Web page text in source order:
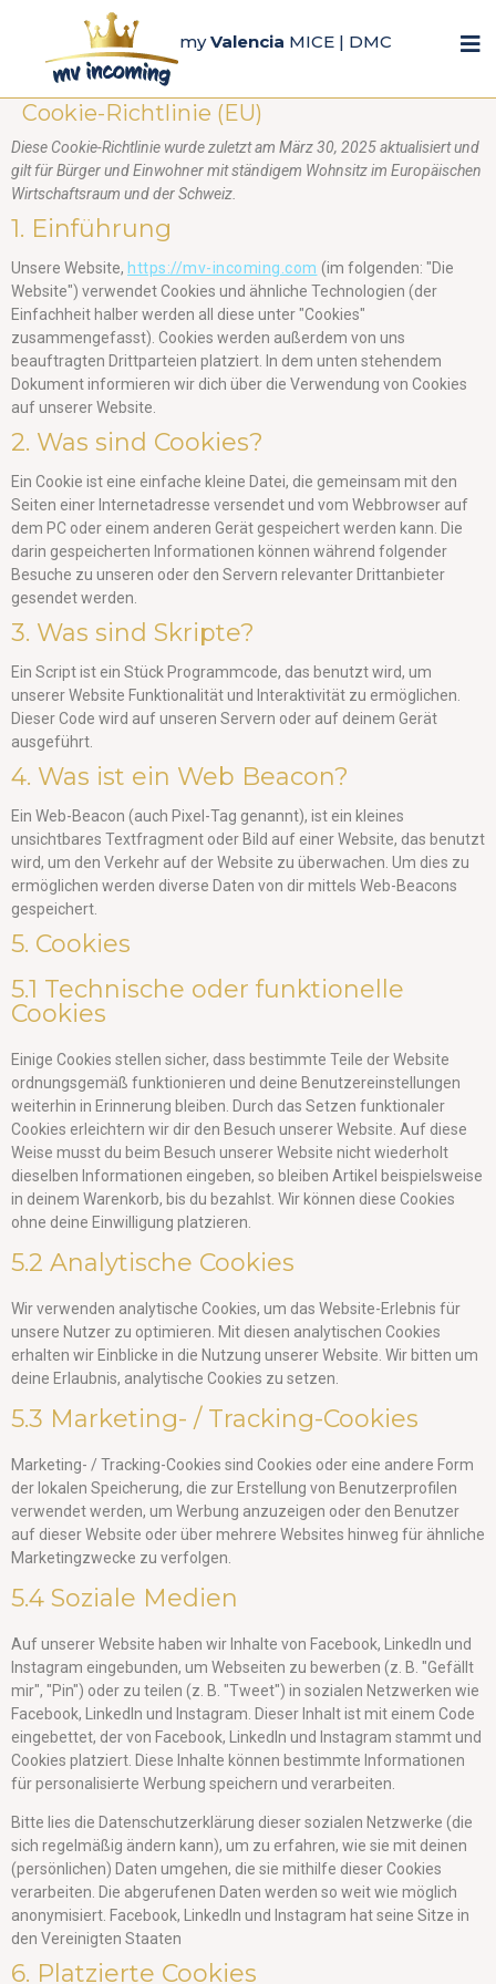
myValencia MICE | DMC
Cookie-Richtlinie (EU)
Diese Cookie-Richtlinie wurde zuletzt am März 30, 2025 aktualisiert und
gilt für Bürger und Einwohner mit ständigem Wohnsitz im Europäischen
Wirtschaftsraum und der Schweiz.
1. Einführung
Unsere Website, https://mv-incoming.com (im folgenden: "Die
Website") verwendet Cookies und ähnliche Technologien (der
Einfachheit halber werden all diese unter "Cookies"
zusammengefasst). Cookies werden außerdem von uns
beauftragten Drittparteien platziert. In dem unten stehendem
Dokument informieren wir dich über die Verwendung von Cookies
auf unserer Website.
2. Was sind Cookies?
Ein Cookie ist eine einfache kleine Datei, die gemeinsam mit den
Seiten einer Internetadresse versendet und vom Webbrowser auf
dem PC oder einem anderen Gerät gespeichert werden kann. Die
darin gespeicherten Informationen können während folgender
Besuche zu unseren oder den Servern relevanter Drittanbieter
gesendet werden.
3. Was sind Skripte?
Ein Script ist ein Stück Programmcode, das benutzt wird, um
unserer Website Funktionalität und Interaktivität zu ermöglichen.
Dieser Code wird auf unseren Servern oder auf deinem Gerät
ausgeführt.
4. Was ist ein Web Beacon?
Ein Web-Beacon (auch Pixel-Tag genannt), ist ein kleines
unsichtbares Textfragment oder Bild auf einer Website, das benutzt
wird, um den Verkehr auf der Website zu überwachen. Um dies zu
ermöglichen werden diverse Daten von dir mittels Web-Beacons
gespeichert.
5. Cookies
5.1 Technische oder funktionelle
Cookies
Einige Cookies stellen sicher, dass bestimmte Teile der Website
ordnungsgemäß funktionieren und deine Benutzereinstellungen
weiterhin in Erinnerung bleiben. Durch das Setzen funktionaler
Cookies erleichtern wir dir den Besuch unserer Website. Auf diese
Weise musst du beim Besuch unserer Website nicht wiederholt
dieselben Informationen eingeben, so bleiben Artikel beispielsweise
in deinem Warenkorb, bis du bezahlst. Wir können diese Cookies
ohne deine Einwilligung platzieren.
5.2 Analytische Cookies
Wir verwenden analytische Cookies, um das Website-Erlebnis für
unsere Nutzer zu optimieren. Mit diesen analytischen Cookies
erhalten wir Einblicke in die Nutzung unserer Website. Wir bitten um
deine Erlaubnis, analytische Cookies zu setzen.
5.3 Marketing- / Tracking-Cookies
Marketing- / Tracking-Cookies sind Cookies oder eine andere Form
der lokalen Speicherung, die zur Erstellung von Benutzerprofilen
verwendet werden, um Werbung anzuzeigen oder den Benutzer
auf dieser Website oder über mehrere Websites hinweg für ähnliche
Marketingzwecke zu verfolgen.
5.4 Soziale Medien
Auf unserer Website haben wir Inhalte von Facebook, LinkedIn und
Instagram eingebunden, um Webseiten zu bewerben (z. B. "Gefällt
mir", "Pin") oder zu teilen (z. B. "Tweet") in sozialen Netzwerken wie
Facebook, LinkedIn und Instagram. Dieser Inhalt ist mit einem Code
eingebettet, der von Facebook, LinkedIn und Instagram stammt und
Cookies platziert. Diese Inhalte können bestimmte Informationen
für personalisierte Werbung speichern und verarbeiten.
Bitte lies die Datenschutzerklärung dieser sozialen Netzwerke (die
sich regelmäßig ändern kann), um zu erfahren, wie sie mit deinen
(persönlichen) Daten umgehen, die sie mithilfe dieser Cookies
verarbeiten. Die abgerufenen Daten werden so weit wie möglich
anonymisiert. Facebook, LinkedIn und Instagram hat seine Sitze in
den Vereinigten Staaten
6. Platzierte Cookies